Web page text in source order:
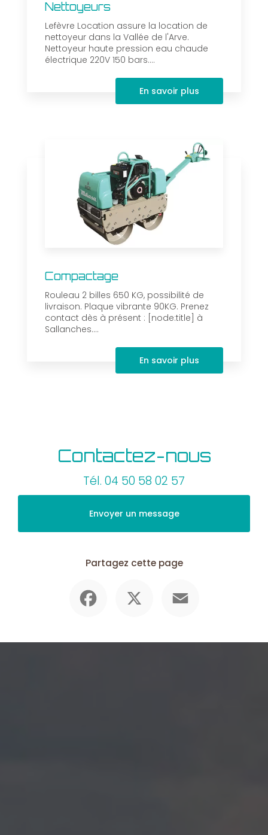
Nettoyeurs
Lefèvre Location assure la location de
nettoyeur dans la Vallée de l'Arve.
Nettoyeur haute pression eau chaude
électrique 220V 150 bars....
En savoir plus
Compactage
Rouleau 2 billes 650 KG, possibilité de
livraison. Plaque vibrante 90KG. Prenez
contact dès à présent : [node:title] à
Sallanches....
En savoir plus
Contactez-nous
Tél. 04 50 58 02 57
Envoyer un message
Partagez cette page